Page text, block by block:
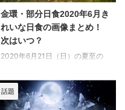
では、なぜ「思考」がそんなに大
事なのか？ どうすれば、自分の
夢や目標を引き寄せることができ
るのか？ この記事では、引き寄
せの法則のしくみと、成功のため
す。 引き寄せの法則とは？ 引き
寄せの法則とは、「自分の ...
金環・部分日食2020年6月き
れいな日食の画像まとめ！
次はいつ？
2020年6月21日（日）の夏至の
日本では部分日食が見られまし
た。 台湾や中国華南地域の一部
に、金環日食が観測されていま
話題